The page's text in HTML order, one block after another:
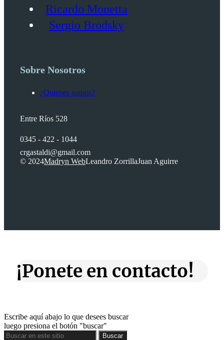
Ricardo Monetta
Sergio Brodsky
Sobre Nosotros
¿Quienes somos?
Entre Ríos 528
0345 - 422 - 1044
crgastaldi@gmail.com
© 2024Madryn WebLeandro ZorrillaJuan Aguirre
¡Ponete en contacto!
Escribe aquí abajo lo que desees buscar
luego presiona el botón "buscar"
Buscar
Buscar